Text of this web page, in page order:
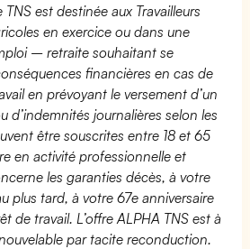
TNS est destinée aux Travailleurs
en exercice ou dans une
– retraite souhaitant se
financières en cas de
en prévoyant le versement d’un
d’indemnités journalières selon les
être souscrites entre 18 et 65
en activité professionnelle et
les garanties décès, à votre
plus tard, à votre 67e anniversaire
de travail. L’offre ALPHA TNS est à
par tacite reconduction.